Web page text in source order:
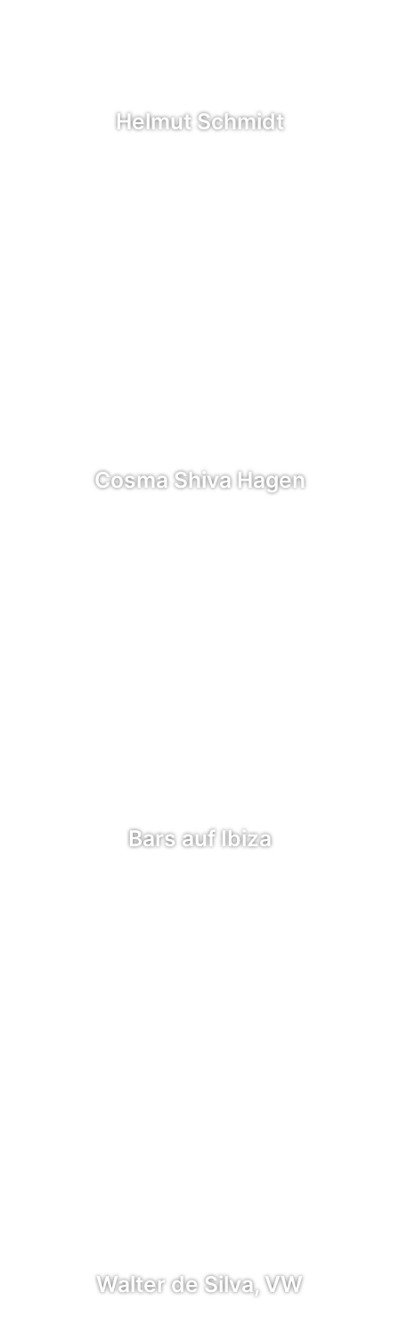
Helmut Schmidt
Cosma Shiva Hagen
Bars auf Ibiza
Walter de Silva, VW